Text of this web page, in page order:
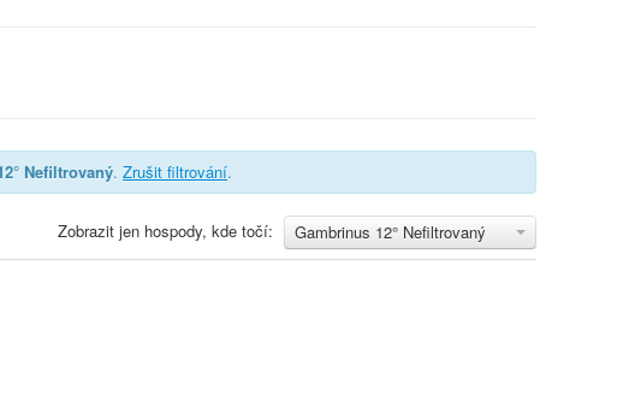
Nefiltrovaný. Zrušit filtrování.
Gambrinus 12° Nefiltrovaný
Zobrazit jen hospody, kde točí: